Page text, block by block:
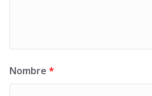
Nombre *